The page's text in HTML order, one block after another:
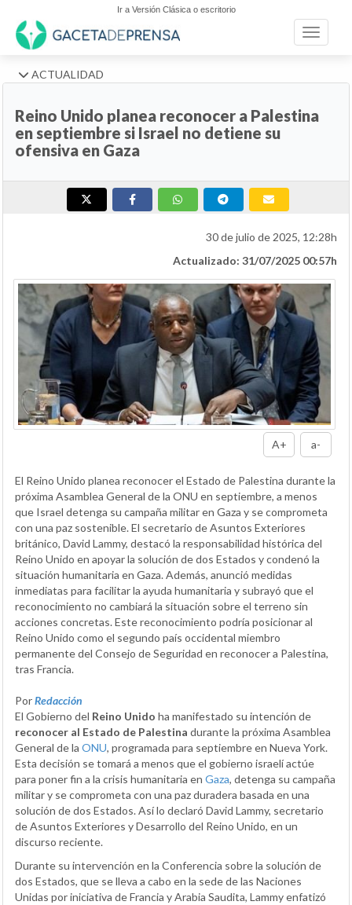
Ir a Versión Clásica o escritorio
Toggle
ACTUALIDAD
Reino Unido planea reconocer a Palestina
en septiembre si Israel no detiene su
ofensiva en Gaza
30 de julio de 2025, 12:28h
Actualizado: 31/07/2025 00:57h
A+ a-
El Reino Unido planea reconocer el Estado de Palestina durante la
próxima Asamblea General de la ONU en septiembre, a menos
que Israel detenga su campaña militar en Gaza y se comprometa
con una paz sostenible. El secretario de Asuntos Exteriores
británico, David Lammy, destacó la responsabilidad histórica del
Reino Unido en apoyar la solución de dos Estados y condenó la
situación humanitaria en Gaza. Además, anunció medidas
inmediatas para facilitar la ayuda humanitaria y subrayó que el
reconocimiento no cambiará la situación sobre el terreno sin
acciones concretas. Este reconocimiento podría posicionar al
Reino Unido como el segundo país occidental miembro
permanente del Consejo de Seguridad en reconocer a Palestina,
tras Francia.
PorRedacción
El Gobierno del Reino Unido ha manifestado su intención de
reconocer al Estado de Palestina durante la próxima Asamblea
General de la ONU, programada para septiembre en Nueva York.
Esta decisión se tomará a menos que el gobierno israelí actúe
para poner fin a la crisis humanitaria en Gaza, detenga su campaña
militar y se comprometa con una paz duradera basada en una
solución de dos Estados. Así lo declaró David Lammy, secretario
de Asuntos Exteriores y Desarrollo del Reino Unido, en un
discurso reciente.
Durante su intervención en la Conferencia sobre la solución de
dos Estados, que se lleva a cabo en la sede de las Naciones
Unidas por iniciativa de Francia y Arabia Saudita, Lammy enfatizó